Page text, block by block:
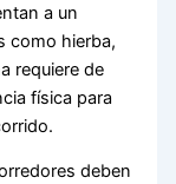
a un
como hierba,
requiere de
física para
deben